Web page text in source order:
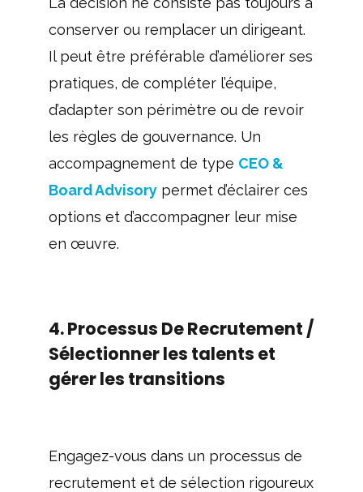
conserver ou remplacer un dirigeant.
Il peut être préférable d’améliorer ses
pratiques, de compléter l’équipe,
d’adapter son périmètre ou de revoir
les règles de gouvernance. Un
accompagnement de type CEO &
Board Advisorypermet d’éclairer ces
options et d’accompagner leur mise
en œuvre.
4. Processus De Recrutement /
Sélectionner les talents et
gérer les transitions
Engagez-vous dans un processus de
recrutement et de sélection rigoureux